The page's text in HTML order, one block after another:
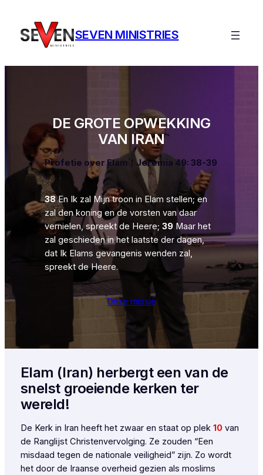
SEVEN MINISTRIES
DE GROTE OPWEKKING
VAN IRAN
Profetie over Elam (Jeremia 49: 38-39
)
38En Ik zal Mijn troon in Elam stellen; en
zal den koning en de vorsten van daar
vernielen, spreekt de Heere;39 Maar het
zal geschieden in het laatste der dagen,
dat Ik Elams gevangenis wenden zal,
spreekt de Heere.
Onze missie
Elam (Iran) herbergt een van de
snelst groeiende kerken ter
wereld!
De Kerk in Iran heeft het zwaar en staat op plek 10van
de Ranglijst Christenvervolging. Ze zouden “Een
misdaad tegen de nationale veiligheid” zijn. Zo wordt
het door de Iraanse overheid gezien als moslims